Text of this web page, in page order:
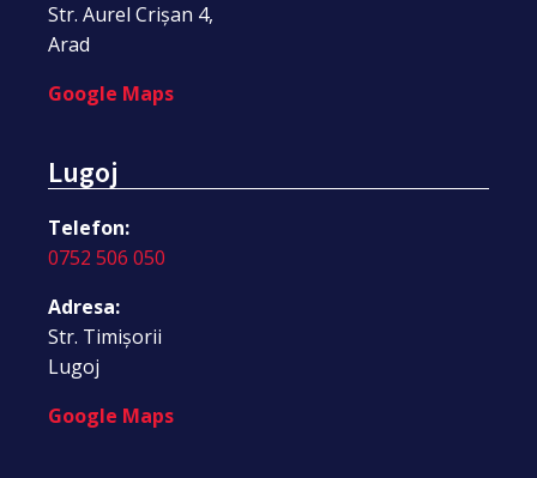
Str. Aurel Crișan 4,
Arad
Google Maps
Lugoj
Telefon:
0752 506 050
Adresa:
Str. Timișorii
Lugoj
Google Maps